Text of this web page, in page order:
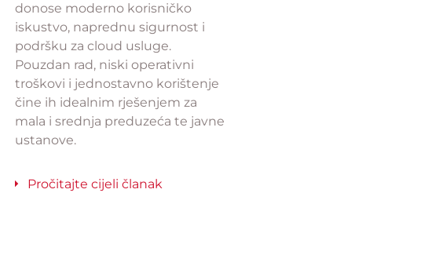
donose moderno korisničko
iskustvo, naprednu sigurnost i
podršku za cloud usluge.
Pouzdan rad, niski operativni
troškovi i jednostavno korištenje
čine ih idealnim rješenjem za
mala i srednja preduzeća te javne
ustanove.
Pročitajte cijeli članak